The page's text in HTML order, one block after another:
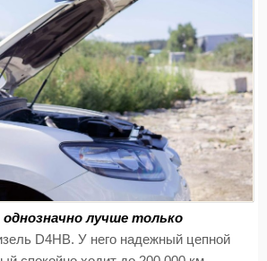
лучше только
D4HB. У него надежный цепной